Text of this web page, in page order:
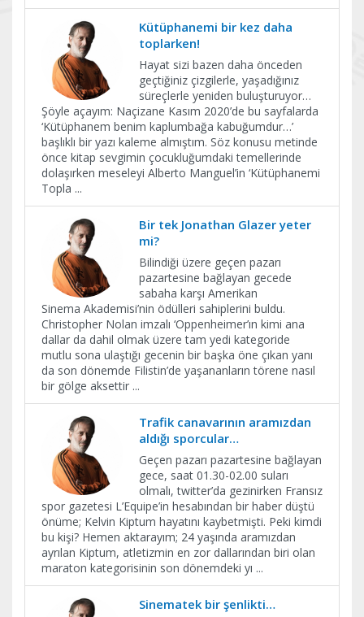
Kütüphanemi bir kez daha
toplarken!
Hayat sizi bazen daha önceden
geçtiğiniz çizgilerle, yaşadığınız
süreçlerle yeniden buluşturuyor…
Şöyle açayım: Naçizane Kasım 2020’de bu sayfalarda
‘Kütüphanem benim kaplumbağa kabuğumdur…’
başlıklı bir yazı kaleme almıştım. Söz konusu metinde
önce kitap sevgimin çocukluğumdaki temellerinde
dolaşırken meseleyi Alberto Manguel’in ‘Kütüphanemi
Topla ...
Bir tek Jonathan Glazer yeter
mi?
Bilindiği üzere geçen pazarı
pazartesine bağlayan gecede
sabaha karşı Amerikan
Sinema Akademisi’nin ödülleri sahiplerini buldu.
Christopher Nolan imzalı ‘Oppenheimer’ın kimi ana
dallar da dahil olmak üzere tam yedi kategoride
mutlu sona ulaştığı gecenin bir başka öne çıkan yanı
da son dönemde Filistin’de yaşananların törene nasıl
bir gölge aksettir ...
Trafik canavarının aramızdan
aldığı sporcular…
Geçen pazarı pazartesine bağlayan
gece, saat 01.30-02.00 suları
olmalı, twitter’da gezinirken Fransız
spor gazetesi L’Equipe’in hesabından bir haber düştü
önüme; Kelvin Kiptum hayatını kaybetmişti. Peki kimdi
bu kişi? Hemen aktarayım; 24 yaşında aramızdan
ayrılan Kiptum, atletizmin en zor dallarından biri olan
maraton kategorisinin son dönemdeki yı ...
Sinematek bir şenlikti…